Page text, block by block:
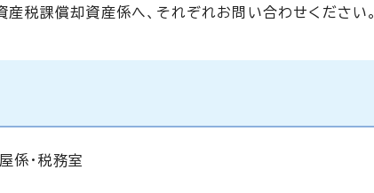
税課償却資産係へ、それぞれお問い合わせください。
係・税務室